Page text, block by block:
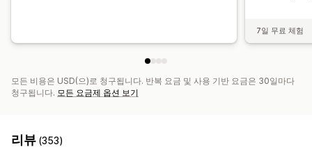
7일 무료 체험
모든 비용은 USD(으)로 청구됩니다. 반복 요금 및 사용 기반 요금은 30일마다
청구됩니다. 모든 요금제 옵션 보기
리뷰 (353)